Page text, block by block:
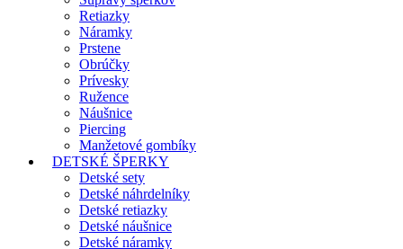
Retiazky
Náramky
Prstene
Obrúčky
Prívesky
Ružence
Náušnice
Piercing
Manžetové gombíky
DETSKÉ ŠPERKY
Detské sety
Detské náhrdelníky
Detské retiazky
Detské náušnice
Detské náramky